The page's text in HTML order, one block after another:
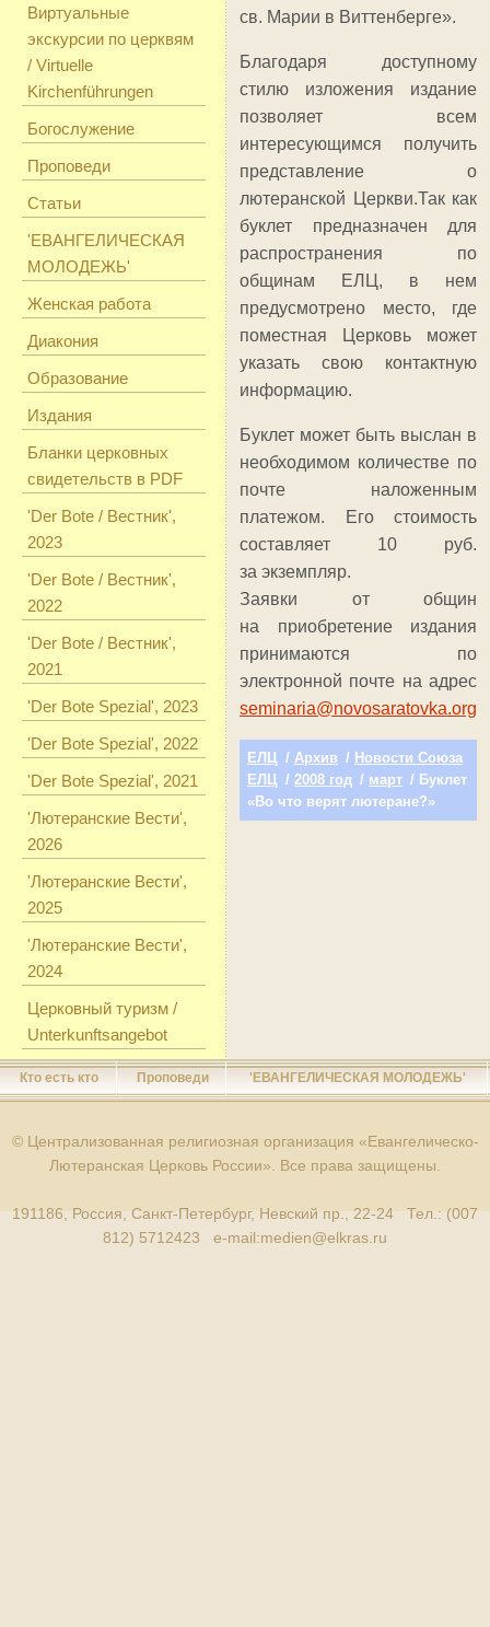
Виртуальные
экскурсии по церквям
/ Virtuelle
Kirchenführungen
Богослужение
Проповеди
Статьи
'ЕВАНГЕЛИЧЕСКАЯ
МОЛОДЕЖЬ'
Женская работа
Диакония
Образование
Издания
Бланки церковных
свидетельств в PDF
'Der Bote / Вестник',
2023
'Der Bote / Вестник',
2022
'Der Bote / Вестник',
2021
'Der Bote Spezial', 2023
'Der Bote Spezial', 2022
'Der Bote Spezial', 2021
'Лютеранские Вести',
2026
'Лютеранские Вести',
2025
'Лютеранские Вести',
2024
Церковный туризм /
Unterkunftsangebot
св. Марии в Виттенберге».
Благодаря доступному
стилю изложения издание
позволяет всем
интересующимся получить
представление о
лютеранской Церкви.Так как
буклет предназначен для
распространения по
общинам ЕЛЦ, в нем
предусмотрено место, где
поместная Церковь может
указать свою контактную
информацию.
Буклет может быть выслан в
необходимом количестве по
почте наложенным
платежом. Его стоимость
составляет 10 руб.
за экземпляр.
Заявки от общин
на приобретение издания
принимаются по
электронной почте на адрес
seminaria@novosaratovka.org
ЕЛЦ / Архив / Новости Союза
ЕЛЦ / 2008 год / март / Буклет
«Во что верят лютеране?»
Кто есть кто Проповеди 'ЕВАНГЕЛИЧЕСКАЯ МОЛОДЕЖЬ'
© Централизованная религиозная организация «Евангелическо-
Лютеранская Церковь России». Все права защищены.
191186, Россия, Санкт-Петербург, Невский пр., 22-24 Тел.: (007
812) 5712423 e-mail:medien@elkras.ru